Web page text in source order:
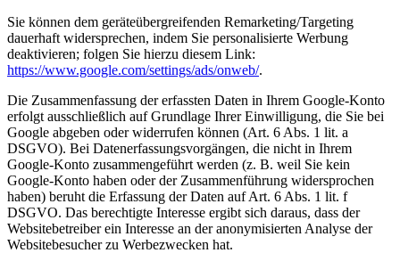
Sie können dem geräteübergreifenden Remarketing/Targeting
dauerhaft widersprechen, indem Sie personalisierte Werbung
deaktivieren; folgen Sie hierzu diesem Link:
https://www.google.com/settings/ads/onweb/.
Die Zusammenfassung der erfassten Daten in Ihrem Google-Konto
erfolgt ausschließlich auf Grundlage Ihrer Einwilligung, die Sie bei
Google abgeben oder widerrufen können (Art. 6 Abs. 1 lit. a
DSGVO). Bei Datenerfassungsvorgängen, die nicht in Ihrem
Google-Konto zusammengeführt werden (z. B. weil Sie kein
Google-Konto haben oder der Zusammenführung widersprochen
haben) beruht die Erfassung der Daten auf Art. 6 Abs. 1 lit. f
DSGVO. Das berechtigte Interesse ergibt sich daraus, dass der
Websitebetreiber ein Interesse an der anonymisierten Analyse der
Websitebesucher zu Werbezwecken hat.